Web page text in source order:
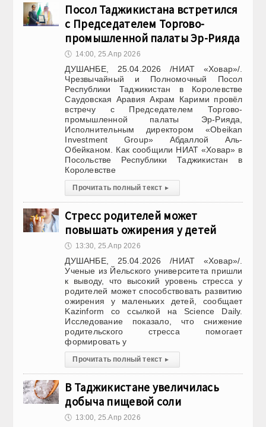
Посол Таджикистана встретился
с Председателем Торгово-
промышленной палаты Эр-Рияда
🕔 14:00, 25.Апр 2026
ДУШАНБЕ, 25.04.2026 /НИАТ «Ховар»/.
Чрезвычайный и Полномочный Посол
Республики Таджикистан в Королевстве
Саудовская Аравия Акрам Карими провёл
встречу с Председателем Торгово-
промышленной палаты Эр-Рияда,
Исполнительным директором «Obeikan
Investment Group» Абдаллой Аль-
Обейканом. Как сообщили НИАТ «Ховар» в
Посольстве Республики Таджикистан в
Королевстве
Прочитать полный текст ▸
Стресс родителей может
повышать ожирения у детей
🕔 13:30, 25.Апр 2026
ДУШАНБЕ, 25.04.2026 /НИАТ «Ховар»/.
Ученые из Йельского университета пришли
к выводу, что высокий уровень стресса у
родителей может способствовать развитию
ожирения у маленьких детей, сообщает
Kazinform со ссылкой на Science Daily.
Исследование показало, что снижение
родительского стресса помогает
формировать у
Прочитать полный текст ▸
В Таджикистане увеличилась
добыча пищевой соли
🕔 13:00, 25.Апр 2026